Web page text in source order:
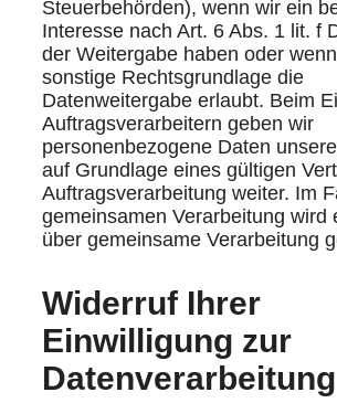
Steuerbehörden), wenn wir ein
Interesse nach Art. 6 Abs. 1 lit. f
der Weitergabe haben oder
sonstige Rechtsgrundlage die
Datenweitergabe erlaubt. Beim
Auftragsverarbeitern geben wir
personenbezogene Daten
auf Grundlage eines gültigen
Auftragsverarbeitung weiter. Im
gemeinsamen Verarbeitung wird
über gemeinsame Verarbeitung
Widerruf Ihrer
Einwilligung zur
Datenverarbeitung